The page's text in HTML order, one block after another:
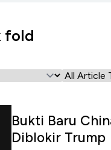
fold
Bukti Baru
Diblokir Trump